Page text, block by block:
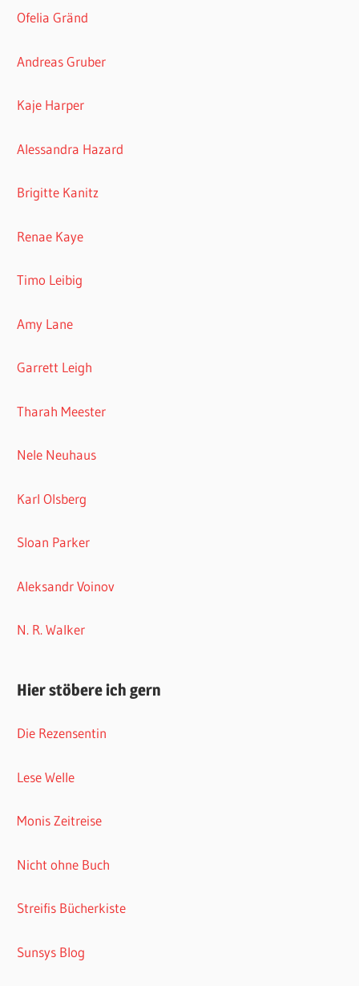
Ofelia Gränd
Andreas Gruber
Kaje Harper
Alessandra Hazard
Brigitte Kanitz
Renae Kaye
Timo Leibig
Amy Lane
Garrett Leigh
Tharah Meester
Nele Neuhaus
Karl Olsberg
Sloan Parker
Aleksandr Voinov
N. R. Walker
Hier stöbere ich gern
Die Rezensentin
Lese Welle
Monis Zeitreise
Nicht ohne Buch
Streifis Bücherkiste
Sunsys Blog